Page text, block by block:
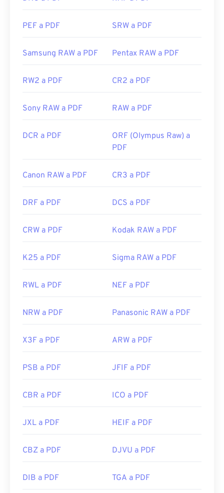
Enlaces útiles:
https://acrobat.adobe.com/us/es/por-que-
PEF a PDF SRW a PDF
Samsung RAW a PDF Pentax RAW a PDF
RW2 a PDF CR2 a PDF
Sony RAW a PDF RAW a PDF
DCR a PDF
ORF (Olympus Raw) a
PDF
Canon RAW a PDF CR3 a PDF
DRF a PDF DCS a PDF
CRW a PDF Kodak RAW a PDF
K25 a PDF Sigma RAW a PDF
RWL a PDF NEF a PDF
NRW a PDF Panasonic RAW a PDF
X3F a PDF ARW a PDF
PSB a PDF JFIF a PDF
CBR a PDF ICO a PDF
JXL a PDF HEIF a PDF
CBZ a PDF DJVU a PDF
DIB a PDF TGA a PDF